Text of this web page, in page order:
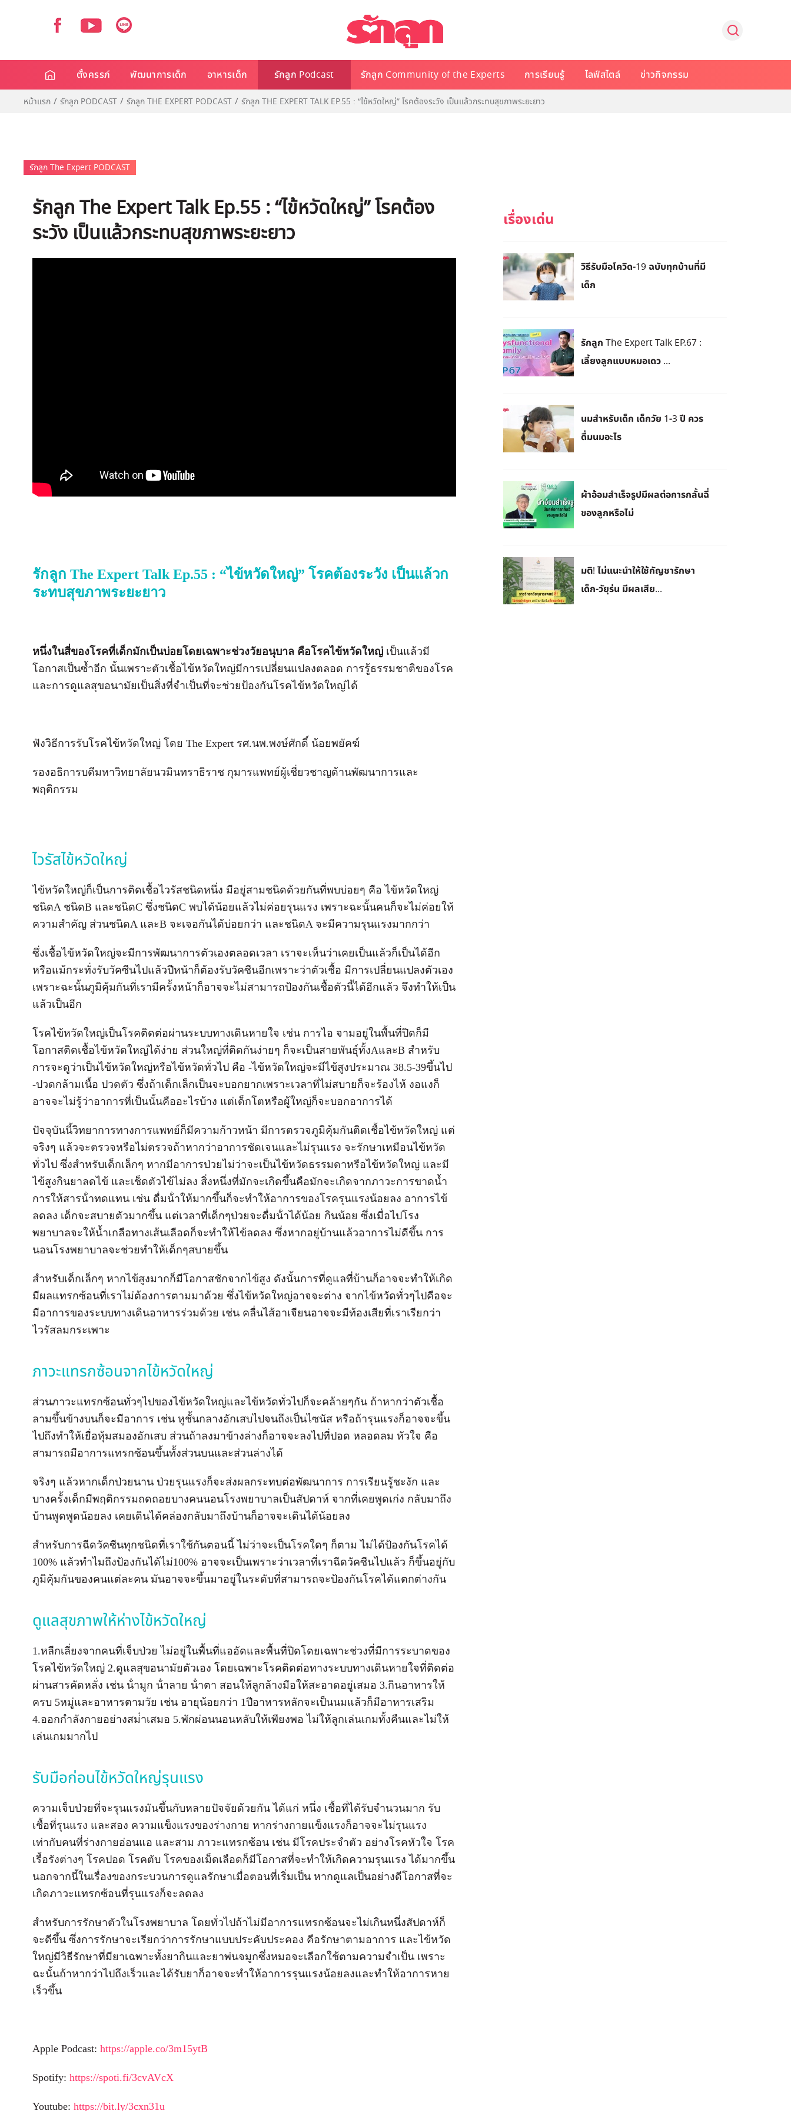
ตั้งครรภ์ พัฒนาการเด็ก อาหารเด็ก รักลูก Podcast รักลูก Community of the Experts การเรียนรู้ ไลฟ์สไตล์ ข่าวกิจกรรม
หน้าแรก รักลูก PODCAST รักลูก THE EXPERT PODCAST รักลูก THE EXPERT TALK EP.55 : “ไข้หวัดใหญ่” โรคต้องระวัง เป็นแล้วกระทบสุขภาพระยะยาว
รักลูก The Expert PODCAST
รักลูก The Expert Talk Ep.55 : “ไข้หวัดใหญ่” โรคต้อง
ระวัง เป็นแล้วกระทบสุขภาพระยะยาว
รักลูก The Expert Talk Ep.55 : “ไข้หวัดใหญ่” โรคต้องระวัง เป็นแล้วก
ระทบสุขภาพระยะยาว
หนึ่งในสี่ของโรคที่เด็กมักเป็นบ่อยโดยเฉพาะช่วงวัยอนุบาล คือโรคไข้หวัดใหญ่ เป็นแล้วมี
โอกาสเป็นซ้ำอีก นั้นเพราะตัวเชื้อไข้หวัดใหญ่มีการเปลี่ยนแปลงตลอด การรู้ธรรมชาติของโรค
และการดูแลสุขอนามัยเป็นสิ่งที่จำเป็นที่จะช่วยป้องกันโรคไข้หวัดใหญ่ได้
ฟังวิธีการรับโรคไข้หวัดใหญ่ โดย The Expert รศ.นพ.พงษ์ศักดิ์ น้อยพยัคฆ์
รองอธิการบดีมหาวิทยาลัยนวมินทราธิราช กุมารแพทย์ผู้เชี่ยวชาญด้านพัฒนาการและ
พฤติกรรม
ไวรัสไข้หวัดใหญ่
ไข้หวัดใหญ่ก็เป็นการติดเชื้อไวรัสชนิดหนึ่ง มีอยู่สามชนิดด้วยกันที่พบบ่อยๆ คือ ไข้หวัดใหญ่
ชนิดA ชนิดB และชนิดC ซึ่งชนิดC พบได้น้อยแล้วไม่ค่อยรุนแรง เพราะฉะนั้นคนก็จะไม่ค่อยให้
ความสําคัญ ส่วนชนิดA และB จะเจอกันได้บ่อยกว่า และชนิดA จะมีความรุนแรงมากกว่า
ซึ่งเชื้อไข้หวัดใหญ่จะมีการพัฒนาการตัวเองตลอดเวลา เราจะเห็นว่าเคยเป็นแล้วก็เป็นได้อีก
หรือแม้กระทั่งรับวัคซีนไปแล้วปีหน้าก็ต้องรับวัคซีนอีกเพราะว่าตัวเชื้อ มีการเปลี่ยนแปลงตัวเอง
เพราะฉะนั้นภูมิคุ้มกันที่เรามีครั้งหน้าก็อาจจะไม่สามารถป้องกันเชื้อตัวนี้ได้อีกแล้ว จึงทําให้เป็น
แล้วเป็นอีก
โรคไข้หวัดใหญ่เป็นโรคติดต่อผ่านระบบทางเดินหายใจ เช่น การไอ จามอยู่ในพื้นที่ปิดก็มี
โอกาสติดเชื้อไข้หวัดใหญ่ได้ง่าย ส่วนใหญ่ที่ติดกันง่ายๆ ก็จะเป็นสายพันธุ์ทั้งAและB สำหรับ
การจะดูว่าเป็นไข้หวัดใหญ่หรือไข้หวัดทั่วไป คือ -ไข้หวัดใหญ่จะมีไข้สูงประมาณ 38.5-39ขึ้นไป
-ปวดกล้ามเนื้อ ปวดตัว ซึ่งถ้าเด็กเล็กเป็นจะบอกยากเพราะเวลาที่ไม่สบายก็จะร้องไห้ งอแงก็
อาจจะไม่รู้ว่าอาการที่เป็นนั้นคืออะไรบ้าง แต่เด็กโตหรือผู้ใหญ่ก็จะบอกอาการได้
ปัจจุบันนี้วิทยาการทางการแพทย์ก็มีความก้าวหน้า มีการตรวจภูมิคุ้มกันติดเชื้อไข้หวัดใหญ่ แต่
จริงๆ แล้วจะตรวจหรือไม่ตรวจถ้าหากว่าอาการชัดเจนและไม่รุนแรง จะรักษาเหมือนไข้หวัด
ทั่วไป ซึ่งสำหรับเด็กเล็กๆ หากมีอาการป่วยไม่ว่าจะเป็นไข้หวัดธรรมดาหรือไข้หวัดใหญ่ และมี
ไข้สูงกินยาลดไข้ และเช็ดตัวไข้ไม่ลง สิ่งหนึ่งที่มักจะเกิดขึ้นคือมักจะเกิดจากภาวะการขาดน้ำ
การให้สารน้ําทดแทน เช่น ดื่มน้ําให้มากขึ้นก็จะทําให้อาการของโรครุนแรงน้อยลง อาการไข้
ลดลง เด็กจะสบายตัวมากขึ้น แต่เวลาที่เด็กๆป่วยจะดื่มน้ําได้น้อย กินน้อย ซึ่งเมื่อไปโรง
พยาบาลจะให้น้ำเกลือทางเส้นเลือดก็จะทำให้ไข้ลดลง ซึ่งหากอยู่บ้านแล้วอาการไม่ดีขึ้น การ
นอนโรงพยาบาลจะช่วยทําให้เด็กๆสบายขึ้น
สำหรับเด็กเล็กๆ หากไข้สูงมากก็มีโอกาสชักจากไข้สูง ดังนั้นการที่ดูแลที่บ้านก็อาจจะทําให้เกิด
มีผลแทรกซ้อนที่เราไม่ต้องการตามมาด้วย ซึ่งไข้หวัดใหญ่อาจจะต่าง จากไข้หวัดทั่วๆไปคือจะ
มีอาการของระบบทางเดินอาหารร่วมด้วย เช่น คลื่นไส้อาเจียนอาจจะมีท้องเสียที่เราเรียกว่า
ไวรัสลมกระเพาะ
ภาวะแทรกซ้อนจากไข้หวัดใหญ่
ส่วนภาวะแทรกซ้อนทั่วๆไปของไข้หวัดใหญ่และไข้หวัดทั่วไปก็จะคล้ายๆกัน ถ้าหากว่าตัวเชื้อ
ลามขึ้นข้างบนก็จะมีอาการ เช่น หูชั้นกลางอักเสบไปจนถึงเป็นไซนัส หรือถ้ารุนแรงก็อาจจะขึ้น
ไปถึงทําให้เยื่อหุ้มสมองอักเสบ ส่วนถ้าลงมาข้างล่างก็อาจจะลงไปที่ปอด หลอดลม หัวใจ คือ
สามารถมีอาการแทรกซ้อนขึ้นทั้งส่วนบนและส่วนล่างได้
จริงๆ แล้วหากเด็กป่วยนาน ป่วยรุนแรงก็จะส่งผลกระทบต่อพัฒนาการ การเรียนรู้ชะงัก และ
บางครั้งเด็กมีพฤติกรรมถดถอยบางคนนอนโรงพยาบาลเป็นสัปดาห์ จากที่เคยพูดเก่ง กลับมาถึง
บ้านพูดพูดน้อยลง เคยเดินได้คล่องกลับมาถึงบ้านก็อาจจะเดินได้น้อยลง
สำหรับการฉีดวัคซีนทุกชนิดที่เราใช้กันตอนนี้ ไม่ว่าจะเป็นโรคใดๆ ก็ตาม ไม่ได้ป้องกันโรคได้
100% แล้วทำไมถึงป้องกันได้ไม่100% อาจจะเป็นเพราะว่าเวลาที่เราฉีดวัคซีนไปแล้ว ก็ขึ้นอยู่กับ
ภูมิคุ้มกันของคนแต่ละคน มันอาจจะขึ้นมาอยู่ในระดับที่สามารถจะป้องกันโรคได้แตกต่างกัน
ดูแลสุขภาพให้ห่างไข้หวัดใหญ่
1.หลีกเลี่ยงจากคนที่เจ็บป่วย ไม่อยู่ในพื้นที่แออัดและพื้นที่ปิดโดยเฉพาะช่วงที่มีการระบาดของ
โรคไข้หวัดใหญ่ 2.ดูแลสุขอนามัยตัวเอง โดยเฉพาะโรคติดต่อทางระบบทางเดินหายใจที่ติดต่อ
ผ่านสารคัดหลั่ง เช่น น้ํามูก น้ําลาย น้ําตา สอนให้ลูกล้างมือให้สะอาดอยู่เสมอ 3.กินอาหารให้
ครบ 5หมู่และอาหารตามวัย เช่น อายุน้อยกว่า 1ปีอาหารหลักจะเป็นนมแล้วก็มีอาหารเสริม
4.ออกกําลังกายอย่างสม่ําเสมอ 5.พักผ่อนนอนหลับให้เพียงพอ ไม่ให้ลูกเล่นเกมทั้งคืนและไม่ให้
เล่นเกมมากไป
รับมือก่อนไข้หวัดใหญ่รุนแรง
ความเจ็บป่วยที่จะรุนแรงมันขึ้นกับหลายปัจจัยด้วยกัน ได้แก่ หนึ่ง เชื้อที่ได้รับจำนวนมาก รับ
เชื้อที่รุนแรง และสอง ความแข็งแรงของร่างกาย หากร่างกายแข็งแรงก็อาจจะไม่รุนแรง
เท่ากับคนที่ร่างกายอ่อนแอ และสาม ภาวะแทรกซ้อน เช่น มีโรคประจำตัว อย่างโรคหัวใจ โรค
เรื้อรังต่างๆ โรคปอด โรคตับ โรคของเม็ดเลือดก็มีโอกาสที่จะทําให้เกิดความรุนแรง ได้มากขึ้น
นอกจากนี้ในเรื่องของกระบวนการดูแลรักษาเมื่อตอนที่เริ่มเป็น หากดูแลเป็นอย่างดีโอกาสที่จะ
เกิดภาวะแทรกซ้อนที่รุนแรงก็จะลดลง
สำหรับการรักษาตัวในโรงพยาบาล โดยทั่วไปถ้าไม่มีอาการแทรกซ้อนจะไม่เกินหนึ่งสัปดาห์ก็
จะดีขึ้น ซึ่งการรักษาจะเรียกว่าการรักษาแบบประคับประคอง คือรักษาตามอาการ และไข้หวัด
ใหญ่มีวิธีรักษาที่มียาเฉพาะทั้งยากินและยาพ่นจมูกซึ่งหมอจะเลือกใช้ตามความจําเป็น เพราะ
ฉะนั้นถ้าหากว่าไปถึงเร็วและได้รับยาก็อาจจะทําให้อาการรุนแรงน้อยลงและทําให้อาการหาย
เร็วขึ้น
Apple Podcast: https://apple.co/3m15ytB
Spotify: https://spoti.fi/3cvAVcX
Youtube: https://bit.ly/3cxn31u
วิธีรับมือโควิด-19 ฉบับทุกบ้านที่มี
เด็ก
รักลูก The Expert Talk EP.67 :
เลี้ยงลูกแบบหมอเดว ...
นมสำหรับเด็ก เด็กวัย 1-3 ปี ควร
ดื่มนมอะไร
ผ้าอ้อมสำเร็จรูปมีผลต่อการกลั้นฉี่
ของลูกหรือไม่
มติ! ไม่แนะนำให้ใช้กัญชารักษา
เด็ก-วัยุร่น มีผลเสีย...